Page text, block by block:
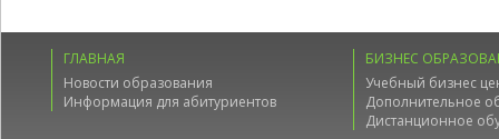
ГЛАВНАЯ
Новости образования
Информация для абитуриентов
БИЗНЕС
Учебный бизнес
Дополнительное
Дистанционное